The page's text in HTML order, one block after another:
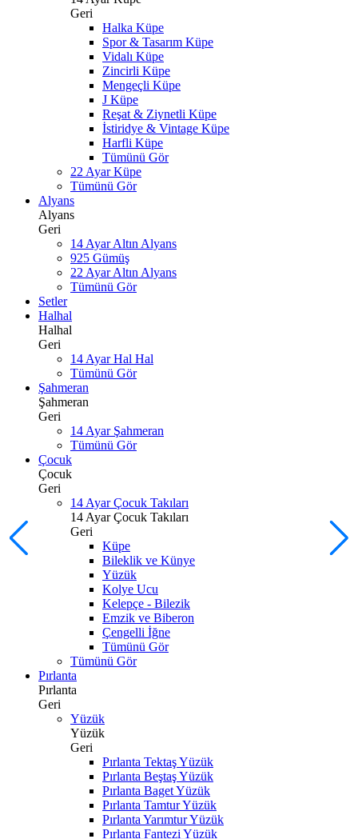
Geri
Halka Küpe
Spor & Tasarım Küpe
Vidalı Küpe
Zincirli Küpe
Mengeçli Küpe
J Küpe
Reşat & Ziynetli Küpe
İstiridye & Vintage Küpe
Harfli Küpe
Tümünü Gör
22 Ayar Küpe
Tümünü Gör
Alyans
Alyans
Geri
14 Ayar Altın Alyans
925 Gümüş
22 Ayar Altın Alyans
Tümünü Gör
Setler
Halhal
Halhal
Geri
14 Ayar Hal Hal
Tümünü Gör
Şahmeran
Şahmeran
Geri
14 Ayar Şahmeran
Tümünü Gör
Çocuk
Çocuk
Geri
14 Ayar Çocuk Takıları
14 Ayar Çocuk Takıları
Geri
Küpe
Bileklik ve Künye
Yüzük
Kolye Ucu
Kelepçe - Bilezik
Emzik ve Biberon
Çengelli İğne
Tümünü Gör
Tümünü Gör
Pırlanta
Pırlanta
Geri
Yüzük
Yüzük
Geri
Pırlanta Tektaş Yüzük
Pırlanta Beştaş Yüzük
Pırlanta Baget Yüzük
Pırlanta Tamtur Yüzük
Pırlanta Yarımtur Yüzük
Pırlanta Fantezi Yüzük